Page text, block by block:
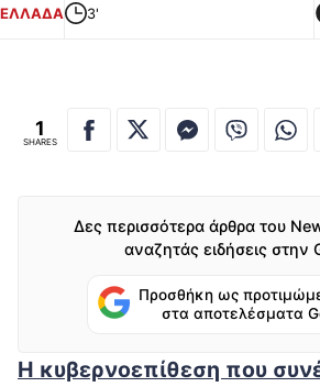
ΕΛΛΑΔΑ 3'
1
SHARES
Δες περισσότερα άρθρα του
αναζητάς ειδήσεις στην
Προσθήκη ως
στα αποτελέσματα
Η κυβερνοεπίθεση που